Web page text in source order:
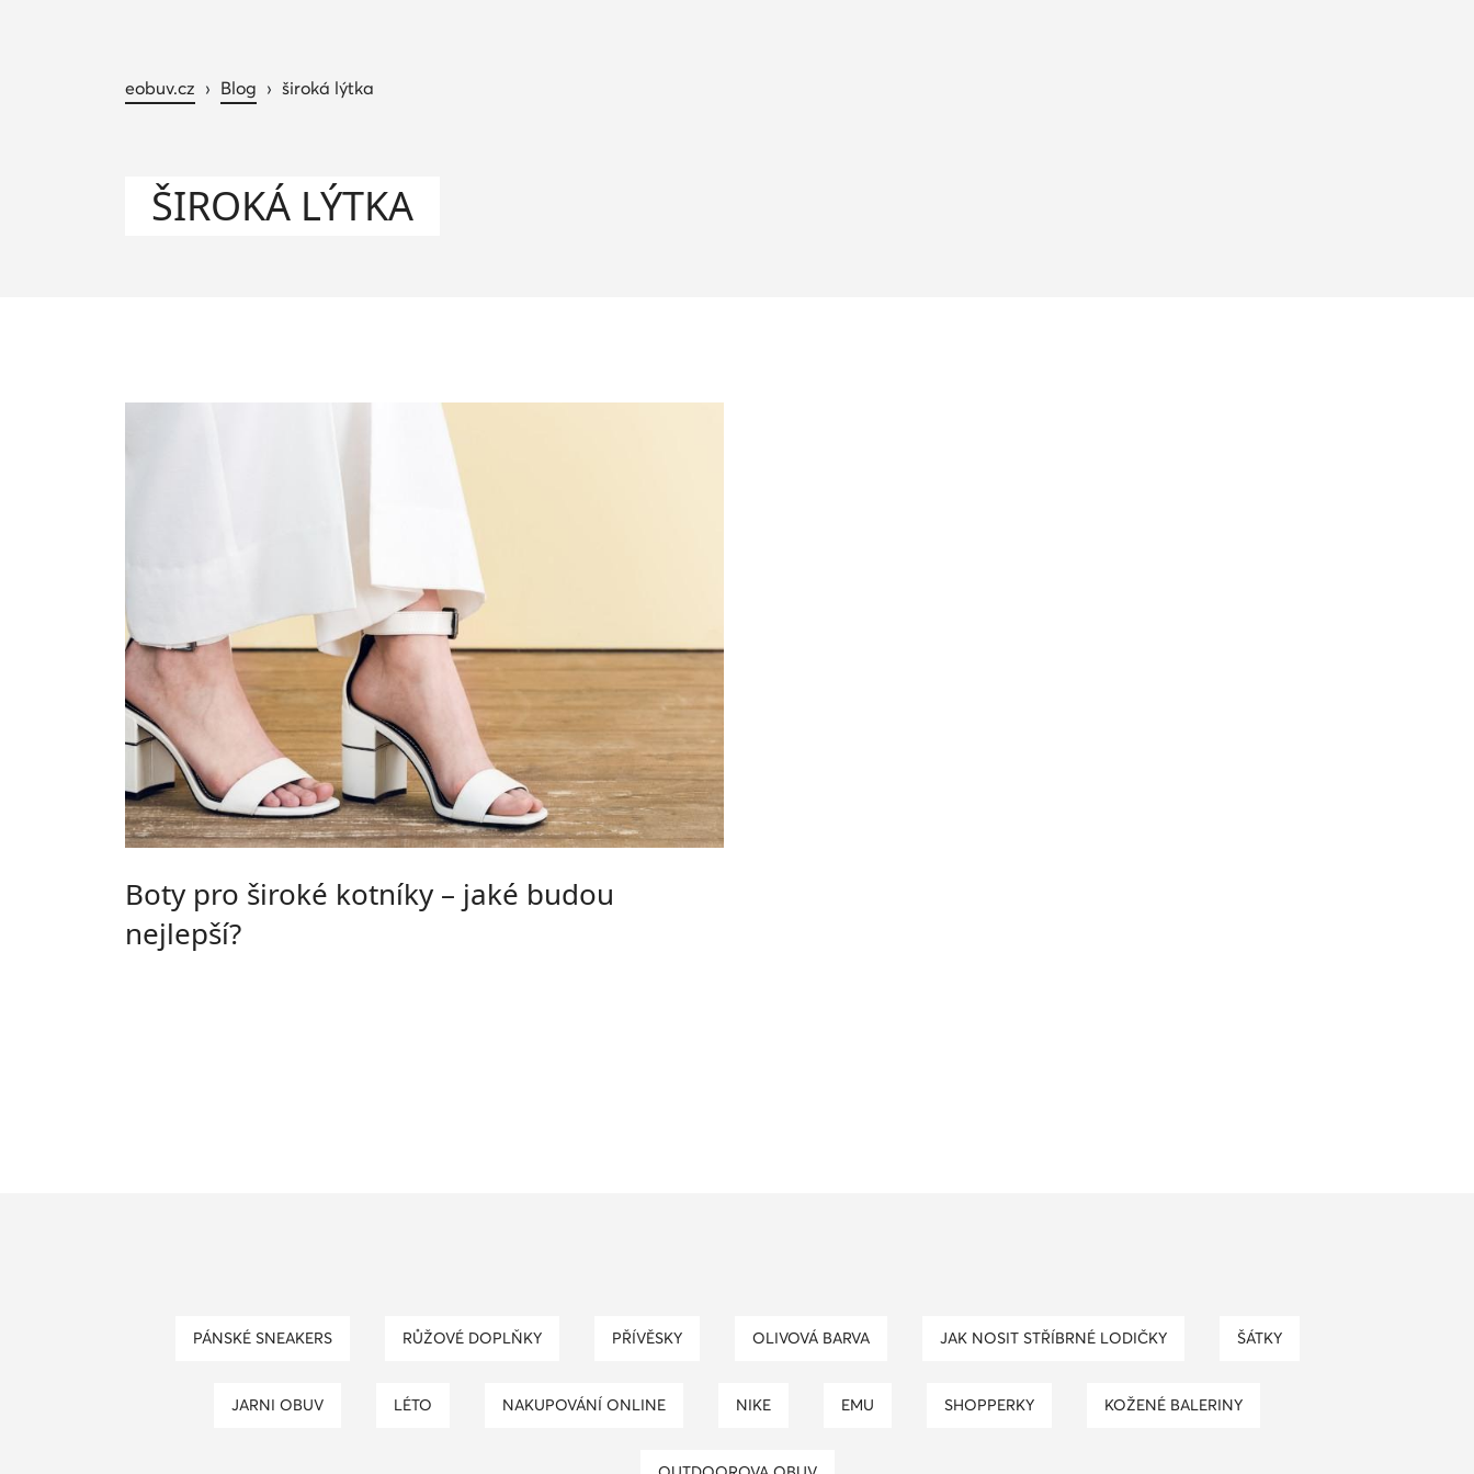
eobuv.cz › Blog › široká lýtka
ŠIROKÁ LÝTKA
Boty pro široké kotníky – jaké budou
nejlepší?
PÁNSKÉ SNEAKERS RŮŽOVÉ DOPLŇKY PŘÍVĚSKY OLIVOVÁ BARVA JAK NOSIT STŘÍBRNÉ LODIČKY ŠÁTKY
JARNI OBUV LÉTO NAKUPOVÁNÍ ONLINE NIKE EMU SHOPPERKY KOŽENÉ BALERINY